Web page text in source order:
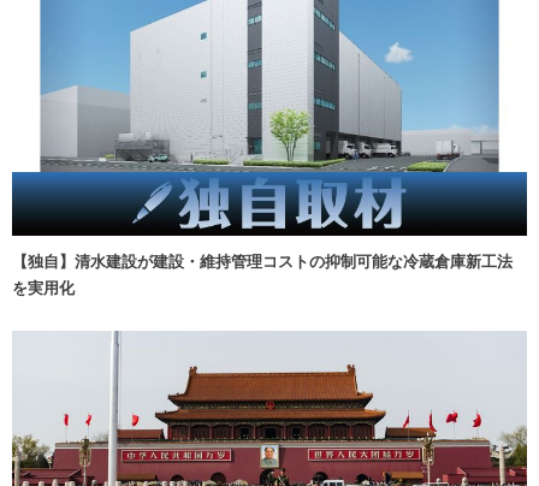
【独自】清水建設が建設・維持管理コストの抑制可能な冷蔵倉庫新工法
を実用化